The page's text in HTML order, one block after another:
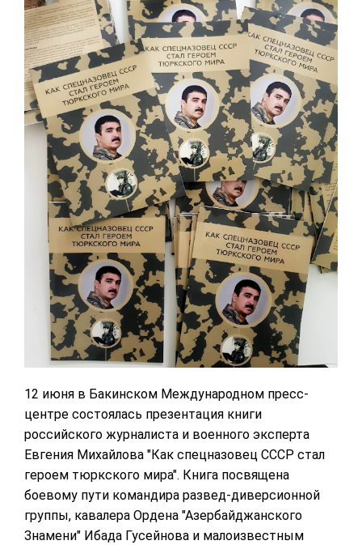
12 июня в Бакинском Международном пресс-
центре состоялась презентация книги
российского журналиста и военного эксперта
Евгения Михайлова "Как спецназовец СССР стал
героем тюркского мира". Книга посвящена
боевому пути командира развед-диверсионной
группы, кавалера Ордена "Азербайджанского
Знамени" Ибада Гусейнова и малоизвестным